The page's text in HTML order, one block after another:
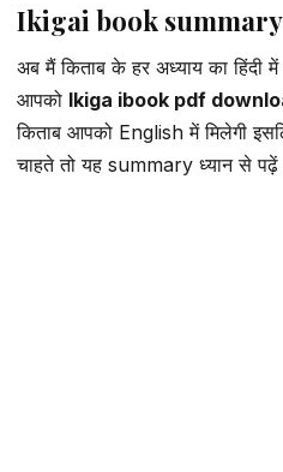
Ikigai book
अब मैं किताब के हर अध्याय का हिंदी
आपको Ikiga ibook pdf
किताब आपको English में मिलेगी
चाहते तो यह summary ध्यान से पढ़ें